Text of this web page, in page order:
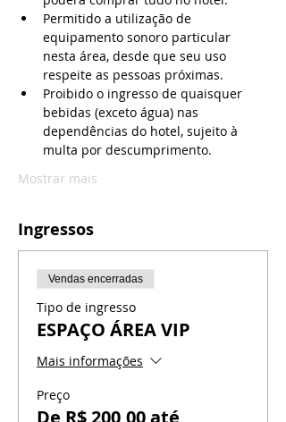
Permitido a utilização de
equipamento sonoro particular
nesta área, desde que seu uso
respeite as pessoas próximas.
Proibido o ingresso de quaisquer
bebidas (exceto água) nas
dependências do hotel, sujeito à
multa por descumprimento.
Mostrar mais
Ingressos
Vendas encerradas
Tipo de ingresso
ESPAÇO ÁREA VIP
Mais informações
Preço
De R$ 200,00 até